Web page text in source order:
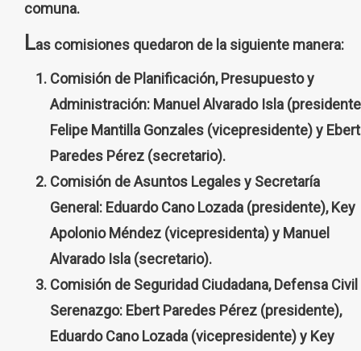
comuna.
Las comisiones quedaron de la siguiente manera:
Comisión de Planificación, Presupuesto y
Administración: Manuel Alvarado Isla
Felipe Mantilla Gonzales (vicepresidente) y Ebert
Paredes Pérez (secretario).
Comisión de Asuntos Legales y Secretaría
General: Eduardo Cano Lozada (presidente), Key
Apolonio Méndez (vicepresidenta) y Manuel
Alvarado Isla (secretario).
Comisión de Seguridad Ciudadana, Defensa Civil
Serenazgo: Ebert Paredes Pérez (presidente),
Eduardo Cano Lozada (vicepresidente) y Key